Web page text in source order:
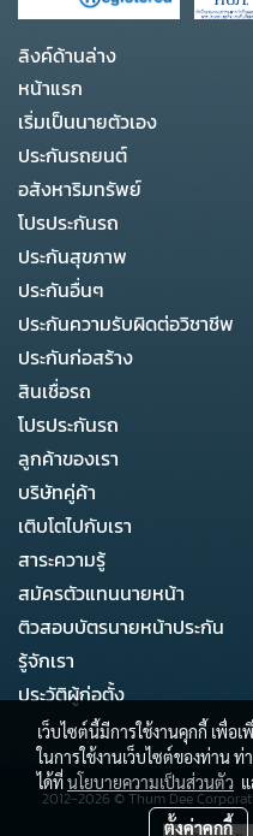
ลิงค์ด้านล่าง
หน้าแรก
เริ่มเป็นนายตัวเอง
ประกันรถยนต์
อสังหาริมทรัพย์
โปรประกันรถ
ประกันสุขภาพ
ประกันอื่นๆ
ประกันความรับผิดต่อวิชาชีพ
ประกันก่อสร้าง
สินเชื่อรถ
โปรประกันรถ
ลูกค้าของเรา
บริษัทคู่ค้า
เติบโตไปกับเรา
สาระความรู้
สมัครตัวแทนนายหน้า
ติวสอบบัตรนายหน้าประกัน
รู้จักเรา
ประวัติผู้ก่อตั้ง
2012-2026 ©Thum Dee
เว็บไซต์นี้มีการใช้งานคุกกี้ เพื่
ในการใช้งานเว็บไซต์ของท่าน
ได้ที่นโยบายความเป็นส่วนตัว
ตั้งค่าคุกกี้